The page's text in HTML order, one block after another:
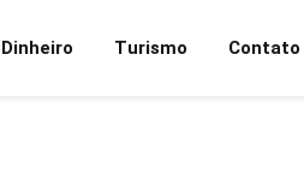
Dinheiro Turismo Contato